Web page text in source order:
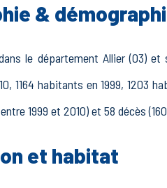
&
le département Allier (03)
1164 habitants en 1999, 1203
1999 et 2010) et 58 décès
et habitat